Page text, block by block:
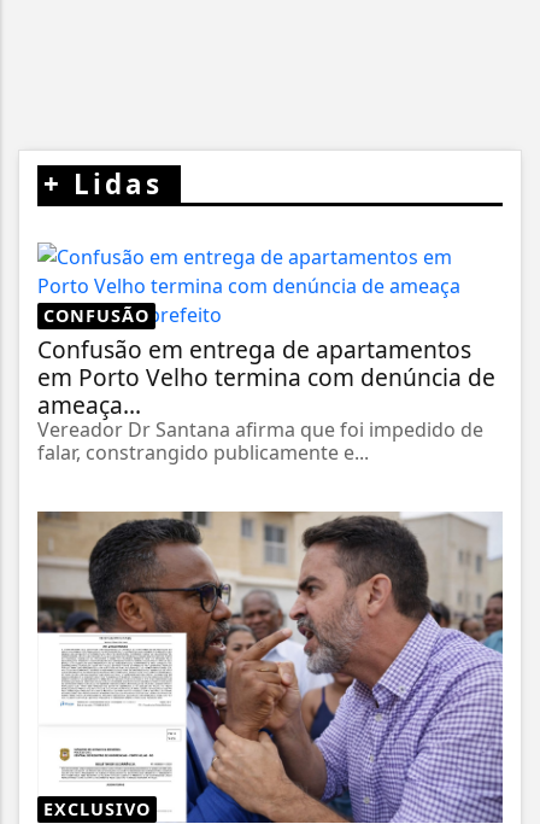
+ Lidas
CONFUSÃO
Confusão em entrega de apartamentos
em Porto Velho termina com denúncia de
ameaça...
Vereador Dr Santana afirma que foi impedido de
falar, constrangido publicamente e...
EXCLUSIVO